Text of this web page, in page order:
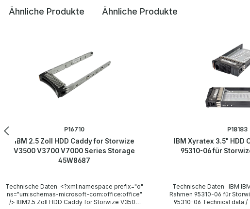
Ähnliche Produkte Ähnliche Produkte
P16710
IBM 2.5 Zoll HDD Caddy for Storwize
V3500 V3700 V7000 Series Storage
45W8687
Technische Daten <?xml:namespace prefix="o"
ns="urn:schemas-microsoft-com:office:office"
/> IBM2.5 Zoll HDD Caddy for Storwize V3500
P18183
IBM Xyratex 3.5" HDD
95310-06 für
Technische Daten IBM IBM 3.5" HDD Caddy /
Rahmen 95310-06 für Storwize
95310-06 Technical data / Technische Daten